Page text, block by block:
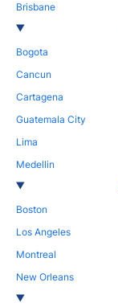
Brisbane
Bogota
Cancun
Cartagena
Guatemala City
Lima
Medellin
Boston
Los Angeles
Montreal
New Orleans